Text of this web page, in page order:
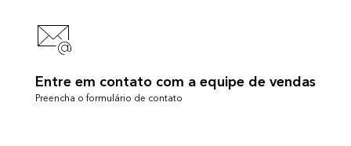
Entre em contato com a equipe de vendas
Preencha o formulário de contato